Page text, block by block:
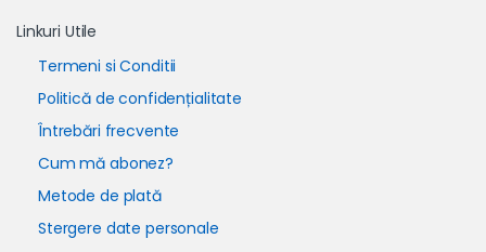
Linkuri Utile
Termeni si Conditii
Politică de confidențialitate
Întrebări frecvente
Cum mă abonez?
Metode de plată
Stergere date personale